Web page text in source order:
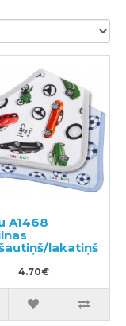
A1468
lakatiņš
4.70€